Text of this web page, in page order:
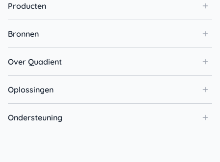
Producten
Bronnen
Over Quadient
Oplossingen
Ondersteuning